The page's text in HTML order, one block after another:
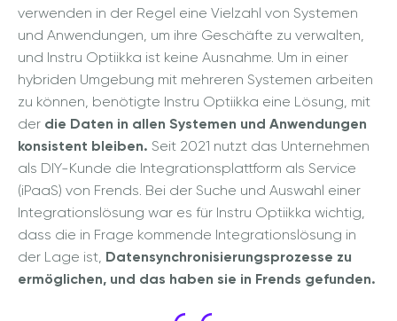
verwenden in der Regel eine Vielzahl von Systemen
und Anwendungen, um ihre Geschäfte zu verwalten,
und Instru Optiikka ist keine Ausnahme. Um in einer
hybriden Umgebung mit mehreren Systemen arbeiten
zu können, benötigte Instru Optiikka eine Lösung, mit
der die Daten in allen Systemen und Anwendungen
konsistent bleiben. Seit 2021 nutzt das Unternehmen
als DIY-Kunde die Integrationsplattform als Service
(iPaaS) von Frends. Bei der Suche und Auswahl einer
Integrationslösung war es für Instru Optiikka wichtig,
dass die in Frage kommende Integrationslösung in
der Lage ist, Datensynchronisierungsprozesse zu
ermöglichen, und das haben sie in Frends gefunden.